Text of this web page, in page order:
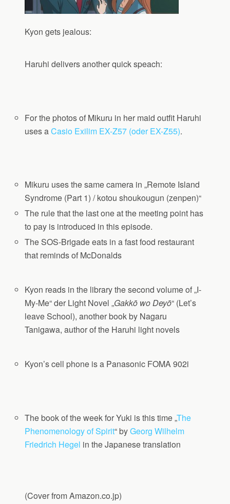
Kyon gets jealous:
Haruhi delivers another quick speach:
For the photos of Mikuru in her maid outfit Haruhi
uses aCasio Exilim EX-Z57 (oder EX-Z55).
Mikuru uses the same camera in „Remote Island
Syndrome (Part 1) / kotou shoukougun (zenpen)“
The rule that the last one at the meeting point has
to pay is introduced in this episode.
The SOS-Brigade eats in a fast food restaurant
that reminds of McDonalds
Kyon reads in the library the second volume of „I‐
My‐Me“ der Light Novel „Gakkō wo Deyō“ (Let’s
leave School), another book by Nagaru
Tanigawa, author of the Haruhi light novels
Kyon’s cell phone is a Panasonic FOMA 902i
The book of the week for Yuki is this time „The
Phenomenology of Spirit“ byGeorg Wilhelm
Friedrich Hegel in the Japanese translation
(Cover from Amazon.co.jp)